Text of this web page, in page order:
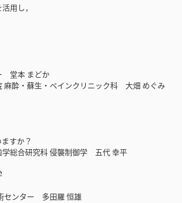
用し，
堂本 まどか
麻酔・蘇生・ペインクリニック科 大畑 めぐみ
すか？
学総合研究科 侵襲制御学 五代 幸平
センター 多田羅 恒雄